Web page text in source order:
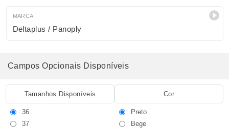
MARCA
Deltaplus / Panoply
Campos Opcionais Disponíveis
Tamanhos Disponíveis
36
37
Cor
Preto
Bege